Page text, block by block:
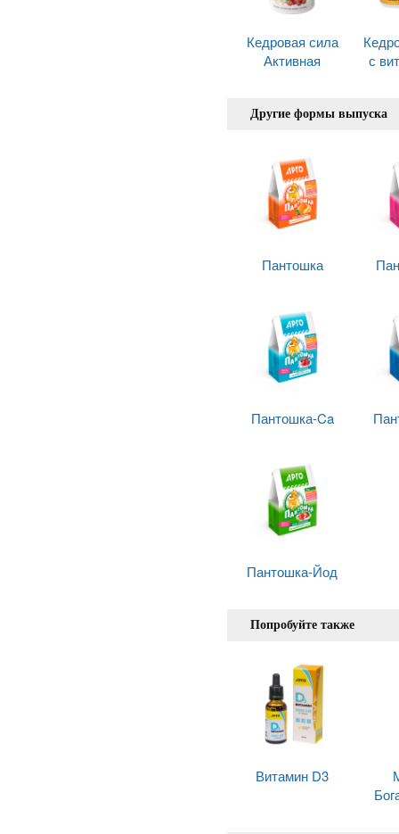
Кедровая сила
Активная
с
Другие формы выпуска
Пантошка
Пантошка-Ca
Пантошка-Йод
Попробуйте также
Витамин D3